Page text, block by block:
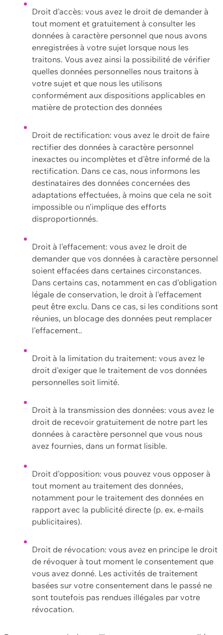
Droit d'accès: vous avez le droit de demander à
tout moment et gratuitement à consulter les
données à caractère personnel que nous avons
enregistrées à votre sujet lorsque nous les
traitons. Vous avez ainsi la possibilité de vérifier
quelles données personnelles nous traitons à
votre sujet et que nous les utilisons
conformément aux dispositions applicables en
matière de protection des données
Droit de rectification: vous avez le droit de faire
rectifier des données à caractère personnel
inexactes ou incomplètes et d'être informé de la
rectification. Dans ce cas, nous informons les
destinataires des données concernées des
adaptations effectuées, à moins que cela ne soit
impossible ou n'implique des efforts
disproportionnés.
Droit à l'effacement: vous avez le droit de
demander que vos données à caractère personnel
soient effacées dans certaines circonstances.
Dans certains cas, notamment en cas d'obligation
légale de conservation, le droit à l'effacement
peut être exclu. Dans ce cas, si les conditions sont
réunies, un blocage des données peut remplacer
l'effacement..
Droit à la limitation du traitement: vous avez le
droit d'exiger que le traitement de vos données
personnelles soit limité.
Droit à la transmission des données: vous avez le
droit de recevoir gratuitement de notre part les
données à caractère personnel que vous nous
avez fournies, dans un format lisible.
Droit d'opposition: vous pouvez vous opposer à
tout moment au traitement des données,
notamment pour le traitement des données en
rapport avec la publicité directe (p. ex. e-mails
publicitaires).
Droit de révocation: vous avez en principe le droit
de révoquer à tout moment le consentement que
vous avez donné. Les activités de traitement
basées sur votre consentement dans le passé ne
sont toutefois pas rendues illégales par votre
révocation.